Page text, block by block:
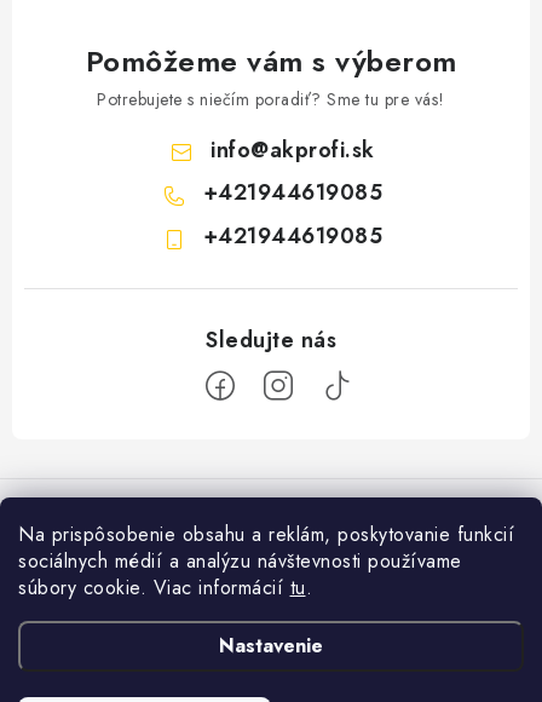
Na prispôsobenie obsahu a reklám, poskytovanie funkcií
sociálnych médií a analýzu návštevnosti používame
súbory cookie. Viac informácií tu.
Nastavenie
Pomôžeme vám s výberom
Potrebujete s niečím poradiť? Sme tu pre vás!
info@akprofi.sk
+421944619085
+421944619085
á
Informácie pre vás
Ako nakupovať
Obchodné podmienky
Facebook
AKPROFI